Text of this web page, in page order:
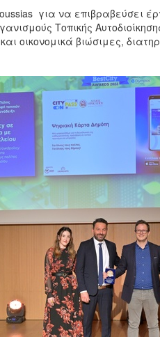
για να επιβραβεύσει
Τοπικής
οικονομικά βιώσιμες,